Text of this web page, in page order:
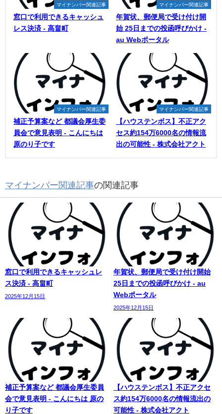
マイナンバー関連記事
窓口で利用できるキャッシュ
レス決済 - 高畠町
マイナンバー関連記事
年賀状、郵便局で受け付け開
始 25日までの投函呼びかけ -
au Webポータル
マイナンバー関連記事
補正予算案など 都議会厚生委
員会で意見表明 - こんにちは
原のり子です
マイナンバー関連記事
【ハウステンボス】不正アク
セス約154万6000名の情報流
出の可能性 - 株式会社アクト
マイナンバー関連記事の関連記事
窓口で利用できるキャッシュレ
ス決済 - 高畠町
2025年12月15日
年賀状、郵便局で受け付け開始
25日までの投函呼びかけ - au
Webポータル
2025年12月15日
補正予算案など 都議会厚生委員
会で意見表明 - こんにちは 原の
り子です
【ハウステンボス】不正アクセ
ス約154万6000名の情報流出の
可能性 - 株式会社アクト